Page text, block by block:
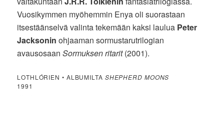
Vuosikymmen myöhemmin Enya oli suorastaan
itsestäänselvä valinta tekemään kaksi laulua Peter
Jacksonin ohjaaman sormustarutrilogian
avausosaanSormuksen ritarit(2001).
LOTHLÓRIEN • ALBUMILTA SHEPHERD MOONS
1991